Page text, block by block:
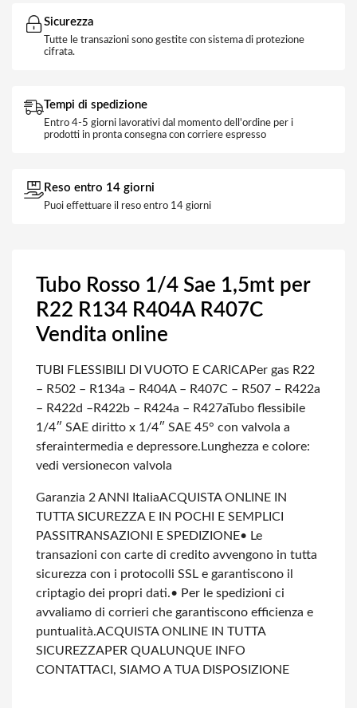
Sicurezza
Tutte le transazioni sono gestite con sistema di protezione
cifrata.
Tempi di spedizione
Entro 4-5 giorni lavorativi dal momento dell'ordine per i
prodotti in pronta consegna con corriere espresso
Reso entro 14 giorni
Puoi effettuare il reso entro 14 giorni
Tubo Rosso 1/4 Sae 1,5mt per
R22 R134 R404A R407C
Vendita online
TUBI FLESSIBILI DI VUOTO E CARICAPer gas R22
– R502 – R134a – R404A – R407C – R507 – R422a
– R422d – R422b – R424a – R427aTubo flessibile
1/4″ SAE diritto x 1/4″ SAE 45° con valvola a
sferaintermedia e depressore. Lunghezza e colore:
vedi versionecon valvola
Garanzia 2 ANNI ItaliaACQUISTA ONLINE IN
TUTTA SICUREZZA E IN POCHI E SEMPLICI
PASSI TRANSAZIONI E SPEDIZIONE• Le
transazioni con carte di credito avvengono in tutta
sicurezza con i protocolli SSL e garantiscono il
criptagio dei propri dati.• Per le spedizioni ci
avvaliamo di corrieri che garantiscono efficienza e
puntualità.ACQUISTA ONLINE IN TUTTA
SICUREZZAPER QUALUNQUE INFO
CONTATTACI, SIAMO A TUA DISPOSIZIONE